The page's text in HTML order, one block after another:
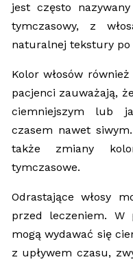
jest często
tymczasowy, z
naturalnej tekstury
Kolor włosów
pacjenci zauważają,
ciemniejszym lub
czasem nawet
także zmiany
tymczasowe.
Odrastające włosy
przed leczeniem. W
mogą wydawać się
z upływem czasu,